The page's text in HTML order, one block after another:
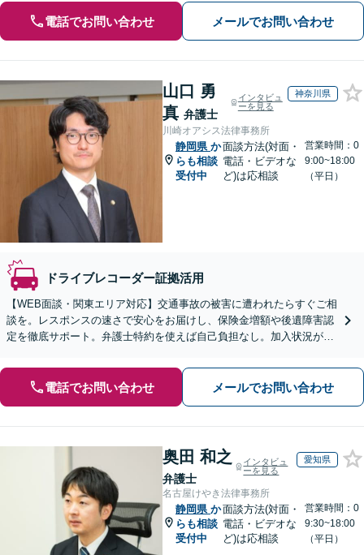
電話でお問い合わせ メールでお問い合わせ
山口 勇
真 弁護士
インタビュ
ーを見る
神奈川県
川崎オアシス法律事務所
静岡県 か
らも相談
受付中
面談方法(対面・
電話・ビデオな
ど)は応相談
営業時間：0
9:00~18:00
（平日）
ドライブレコーダー証拠活用
【WEB面談・関東エリア対応】交通事故の被害に遭われたらすぐご相
談を。レスポンスの速さで安心をお届けし、保険金増額や後遺障害認
定を徹底サポート。弁護士特約を使えば自己負担なし。加入状況が分
電話でお問い合わせ メールでお問い合わせ
奥田 和之
弁護士
インタビュ
ーを見る
愛知県
名古屋けやき法律事務所
静岡県 か
らも相談
受付中
面談方法(対面・
電話・ビデオな
ど)は応相談
営業時間：0
9:30~18:00
（平日）